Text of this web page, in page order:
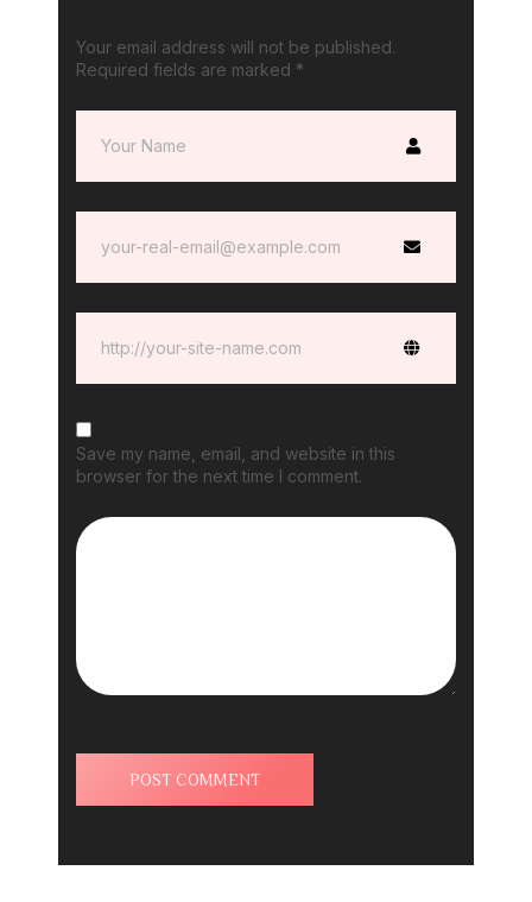
Your email address will not be published.
Required fields are marked *
Save my name, email, and website in this
browser for the next time I comment.